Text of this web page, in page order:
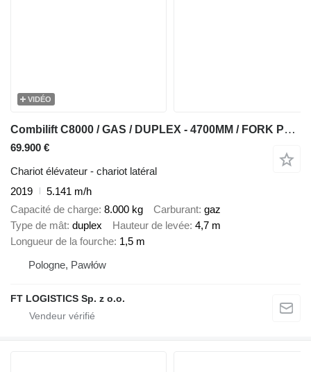
VIDÉO
Combilift C8000 / GAS / DUPLEX - 4700MM / FORK POSITIONER / FREE LIFT / FU
69.900 €
Chariot élévateur - chariot latéral
2019
5.141 m/h
Capacité de charge 8.000 kg Carburant gaz
Type de mât duplex Hauteur de levée 4,7 m
Longueur de la fourche 1,5 m
Pologne, Pawłów
FT LOGISTICS Sp. z o.o.